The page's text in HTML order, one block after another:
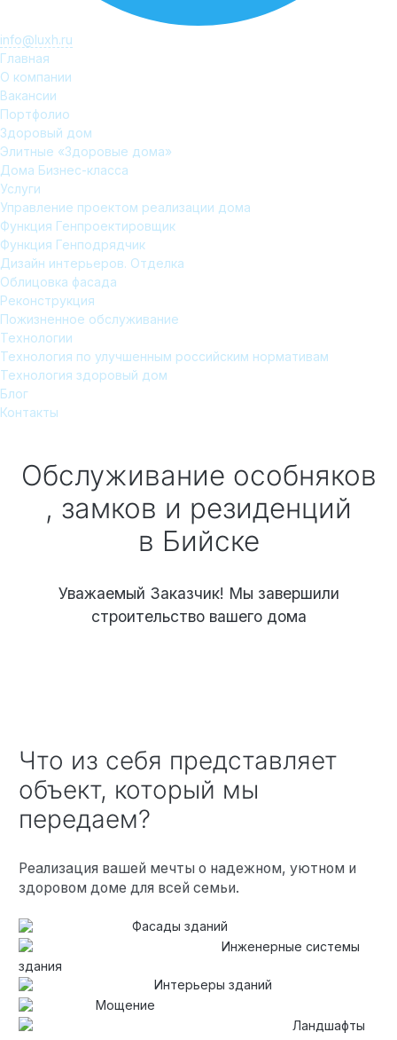
info@luxh.ru
Главная
О компании
Вакансии
Портфолио
Здоровый дом
Элитные «Здоровые дома»
Дома Бизнес-класса
Услуги
Управление проектом реализации дома
Функция Генпроектировщик
Функция Генподрядчик
Дизайн интерьеров. Отделка
Облицовка фасада
Реконструкция
Пожизненное обслуживание
Технологии
Технология по улучшенным российским нормативам
Технология здоровый дом
Блог
Контакты
Обслуживание особняков
, замков и резиденций
в Бийске
Уважаемый Заказчик! Мы завершили
строительство вашего дома
Что из себя представляет
объект, который мы
передаем?
Реализация вашей мечты о надежном, уютном и
здоровом доме для всей семьи.
Фасады зданий
Инженерные системы
здания
Интерьеры зданий
Мощение
Ландшафты